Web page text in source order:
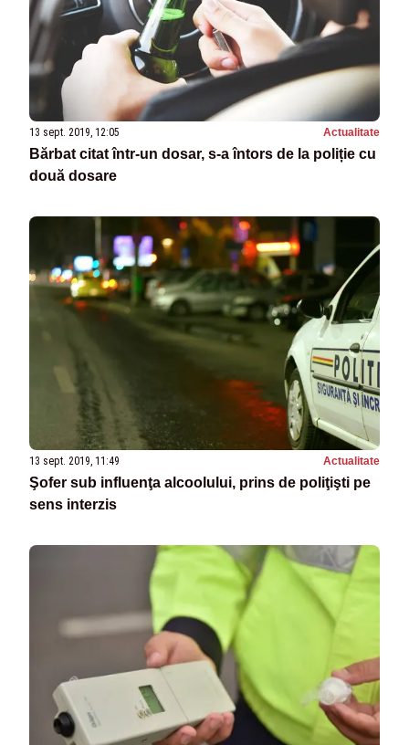
13 sept. 2019, 12:05 Actualitate
Bărbat citat într-un dosar, s-a întors de la poliție cu
două dosare
13 sept. 2019, 11:49 Actualitate
Şofer sub influenţa alcoolului, prins de poliţişti pe
sens interzis